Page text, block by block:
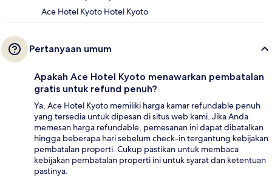
Ace Hotel Kyoto Hotel Kyoto
Pertanyaan umum
Apakah Ace Hotel Kyoto menawarkan pembatalan
gratis untuk refund penuh?
Ya, Ace Hotel Kyoto memiliki harga kamar refundable penuh
yang tersedia untuk dipesan di situs web kami. Jika Anda
memesan harga refundable, pemesanan ini dapat dibatalkan
hingga beberapa hari sebelum check-in tergantung kebijakan
pembatalan properti. Cukup pastikan untuk membaca
kebijakan pembatalan properti ini untuk syarat dan ketentuan
pastinya.